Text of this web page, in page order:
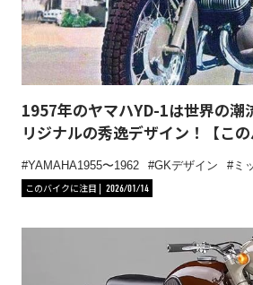
1957年のヤマハYD-1は世界の潮
リジナルの秀逸デザイン！【この
YAMAHA1955〜1962 GKデザイン
ミ
このバイクに注目
2026/01/14